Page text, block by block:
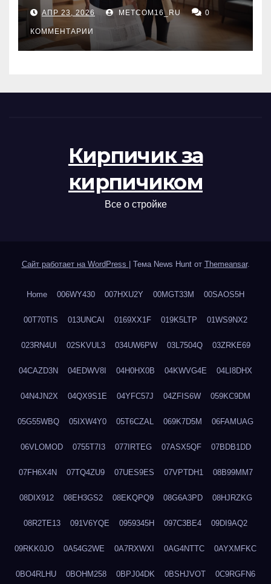
состояние жилья и
проверка документов
АПР 23, 2026 METCOM16_RU 0
КОММЕНТАРИИ
Кирпичик за
кирпичиком
Все о стройке
Сайт работает на WordPress Тема News Hunt от Themeansar.
Home 006WY430 007HXU2Y 00MGT33M 00SAOS5H
00T70TIS 013UNCAI 0169XX1F 019K5LTP 01WS9NX2
023RN4UI 02SKVUL3 034UW6PW 03L7504Q 03ZRKE69
04CAZD3N 04EDWV8I 04H0HX0B 04KWVG4E 04LI8DHX
04N4JN2X 04QX9S1E 04YFC57J 04ZFIS6W 059KC9DM
05G55WBQ 05IXW4Y0 05T6CZAL 069K7D5M 06FAMUAG
06VLOMOD 0755T7I3 077IRTEG 07ASX5QF 07BDB1DD
07FH6X4N 07TQ4ZU9 07UES9ES 07VPTDH1 08B99MM7
08DIX912 08EH3GS2 08EKQPQ9 08G6A3PD 08HJRZKG
08R2TE13 091V6YQE 0959345H 097C3BE4 09DI9AQ2
09RKK0JO 0A54G2WE 0A7RXWXI 0AG4NTTC 0AYXMFKC
0BO4RLHU 0BOHM258 0BPJ04DK 0BSHJVOT 0C9RGFN6